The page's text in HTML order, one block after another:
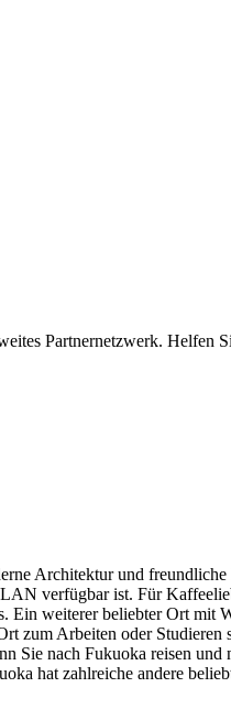
Partnernetzwerk. Helfen
Architektur und
verfügbar ist. Für
weiterer beliebter Ort mit
zum Arbeiten oder
Sie nach Fukuoka reisen
hat zahlreiche andere